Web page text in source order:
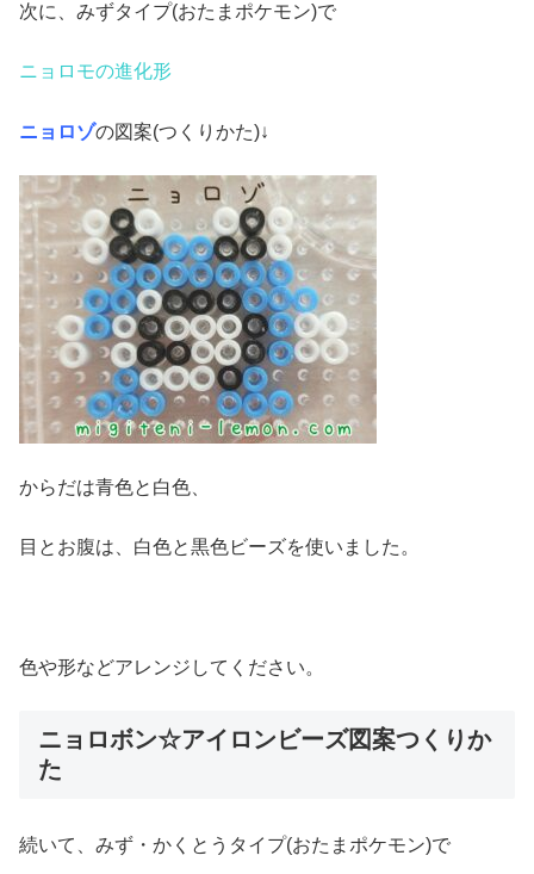
次に、みずタイプ(おたまポケモン)で
ニョロモの進化形
ニョロゾの図案(つくりかた)↓
からだは青色と白色、
目とお腹は、白色と黒色ビーズを使いました。
色や形などアレンジしてください。
ニョロボン☆アイロンビーズ図案つくりか
た
続いて、みず・かくとうタイプ(おたまポケモン)で